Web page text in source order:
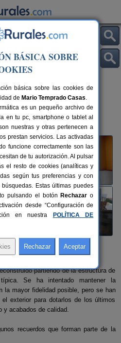
Hotel Rural
(Lugo)
plazas 5 km de Lugo
partiendo de la estructura de
Se ha intentado mantener la
la mayor fidelidad posible, pero se han
exterior para dotarlos de los últimos
y acabados de calidad.
recuerdos que forman parte de la
BÁSICA SOBRE
básica sobre las cookies de
de Mario Temprado Casas.
es un pequeño archivo de
en tu pc, smartphone o tablet al
nuestras y otras pertenecen a
prestan servicios. Las activadas
funcione correctamente son las
de tu autorización. Al pulsar
el resto de cookies (analíticas y
según tus preferencias y con
Estas últimas puedes
pulsando el botón Rechazar o
desde “Configuración de
en nuestra
POLÍTICA DE